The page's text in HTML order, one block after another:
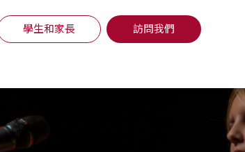
學生和家長 訪問我們